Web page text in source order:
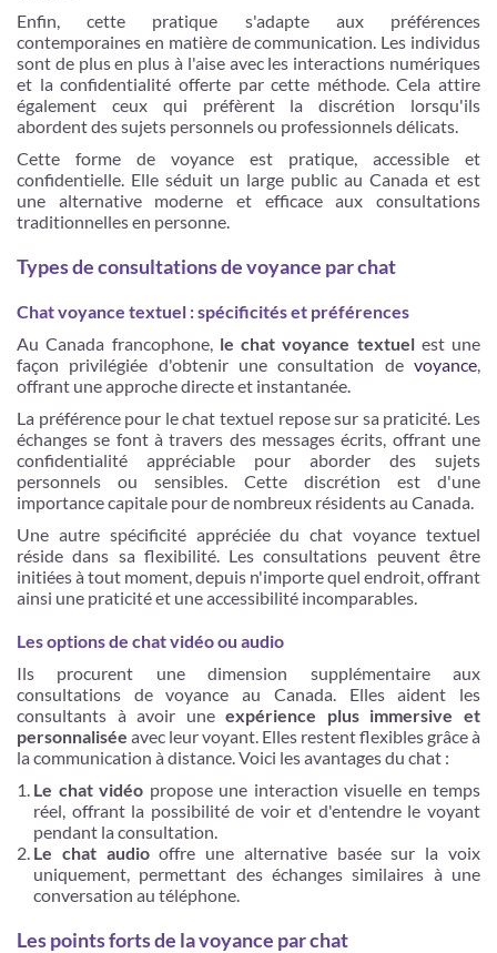
Enfin, cette pratique s'adapte aux préférences
contemporaines en matière de communication. Les individus
sont de plus en plus à l'aise avec les interactions numériques
et la confidentialité offerte par cette méthode. Cela attire
également ceux qui préfèrent la discrétion lorsqu'ils
abordent des sujets personnels ou professionnels délicats.
Cette forme de voyance est pratique, accessible et
confidentielle. Elle séduit un large public au Canada et est
une alternative moderne et efficace aux consultations
traditionnelles en personne.
Types de consultations de voyance par chat
Chat voyance textuel : spécificités et préférences
Au Canada francophone, le chat voyance textuelest une
façon privilégiée d'obtenir une consultation de voyance
offrant une approche directe et instantanée.
La préférence pour le chat textuel repose sur sa praticité. Les
échanges se font à travers des messages écrits, offrant une
confidentialité appréciable pour aborder des sujets
personnels ou sensibles. Cette discrétion est d'une
importance capitale pour de nombreux résidents au Canada.
Une autre spécificité appréciée du chat voyance textuel
réside dans sa flexibilité. Les consultations peuvent être
initiées à tout moment, depuis n'importe quel endroit, offrant
ainsi une praticité et une accessibilité incomparables.
Les options de chat vidéo ou audio
Ils procurent une dimension supplémentaire aux
consultations de voyance au Canada. Elles aident les
consultants à avoir uneexpérience plus immersive et
personnalisée avec leur voyant. Elles restent flexibles grâce à
la communication à distance. Voici les avantages du chat :
Le chat vidéo propose une interaction visuelle en temps
réel, offrant la possibilité de voir et d'entendre le voyant
pendant la consultation.
Le chat audiooffre une alternative basée sur la voix
uniquement, permettant des échanges similaires à une
conversation au téléphone.
Les points forts de la voyance par chat